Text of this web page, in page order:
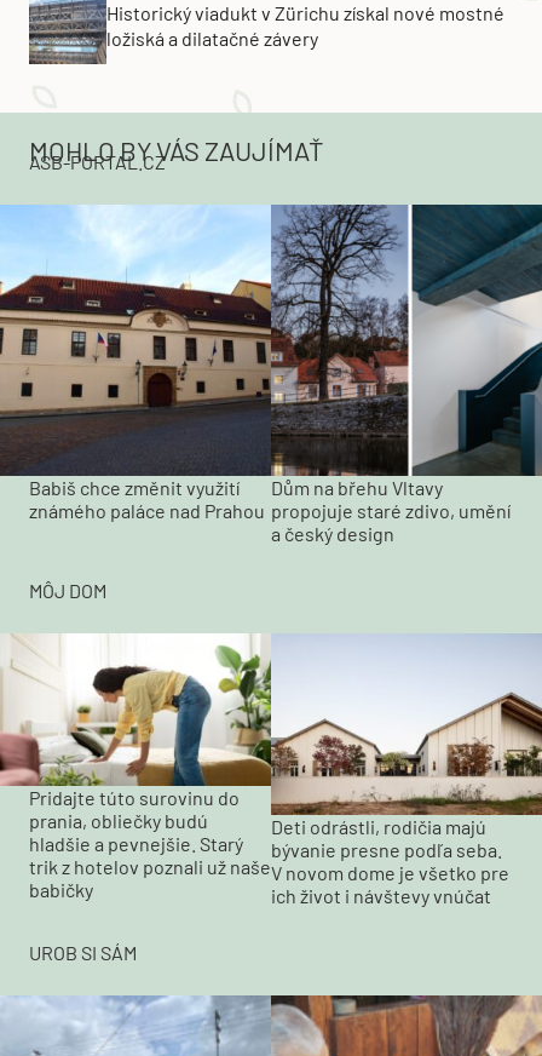
Historický viadukt v Zürichu získal nové mostné
ložiská a dilatačné závery
MOHLO BY VÁS ZAUJÍMAŤ
ASB-PORTAL.CZ
Babiš chce změnit využití
známého paláce nad Prahou
Dům na břehu Vltavy
propojuje staré zdivo, umění
a český design
MÔJ DOM
Pridajte túto surovinu do
prania, obliečky budú
hladšie a pevnejšie. Starý
trik z hotelov poznali už naše
babičky
Deti odrástli, rodičia majú
bývanie presne podľa seba.
V novom dome je všetko pre
ich život i návštevy vnúčat
UROB SI SÁM